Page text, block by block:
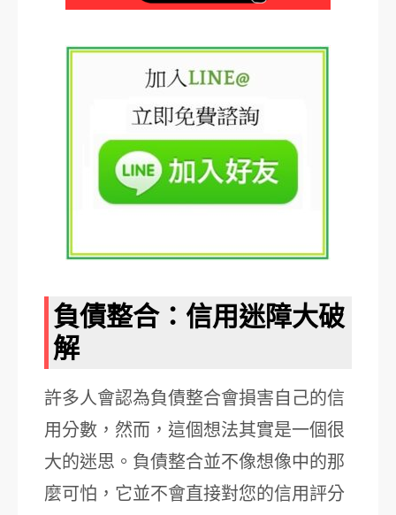
負債整合：信用迷障大破
解
許多人會認為負債整合會損害自己的信
用分數，然而，這個想法其實是一個很
大的迷思。負債整合並不像想像中的那
麼可怕，它並不會直接對您的信用評分